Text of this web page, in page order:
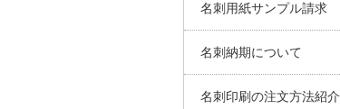
名刺用紙サンプル請求
名刺納期について
名刺印刷の注文方法紹介